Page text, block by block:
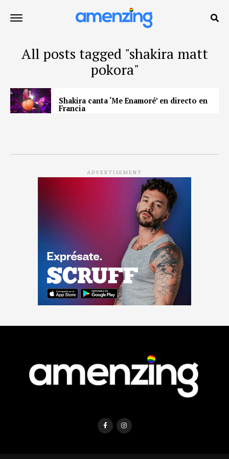
All posts tagged "shakira matt
pokora"
Shakira canta ‘Me Enamoré’ en directo en
Francia
ADVERTISEMENT